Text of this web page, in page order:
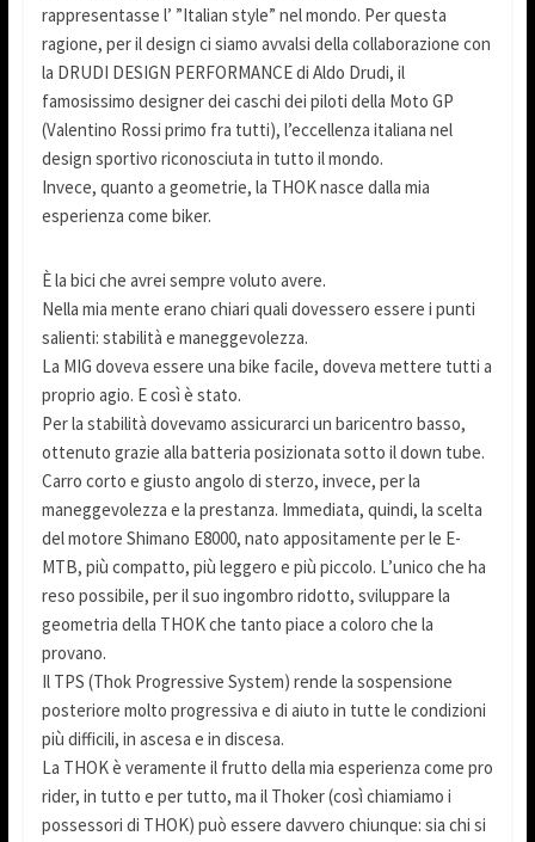
rappresentasse l’ ”Italian style” nel mondo. Per questa
ragione, per il design ci siamo avvalsi della collaborazione con
la DRUDI DESIGN PERFORMANCE di Aldo Drudi, il
famosissimo designer dei caschi dei piloti della Moto GP
(Valentino Rossi primo fra tutti), l’eccellenza italiana nel
design sportivo riconosciuta in tutto il mondo.
Invece, quanto a geometrie, la THOK nasce dalla mia
esperienza come biker.
È la bici che avrei sempre voluto avere.
Nella mia mente erano chiari quali dovessero essere i punti
salienti: stabilità e maneggevolezza.
La MIG doveva essere una bike facile, doveva mettere tutti a
proprio agio. E così è stato.
Per la stabilità dovevamo assicurarci un baricentro basso,
ottenuto grazie alla batteria posizionata sotto il down tube.
Carro corto e giusto angolo di sterzo, invece, per la
maneggevolezza e la prestanza. Immediata, quindi, la scelta
del motore Shimano E8000, nato appositamente per le E-
MTB, più compatto, più leggero e più piccolo. L’unico che ha
reso possibile, per il suo ingombro ridotto, sviluppare la
geometria della THOK che tanto piace a coloro che la
provano.
Il TPS (Thok Progressive System) rende la sospensione
posteriore molto progressiva e di aiuto in tutte le condizioni
più difficili, in ascesa e in discesa.
La THOK è veramente il frutto della mia esperienza come pro
rider, in tutto e per tutto, ma il Thoker (così chiamiamo i
possessori di THOK) può essere davvero chiunque: sia chi si